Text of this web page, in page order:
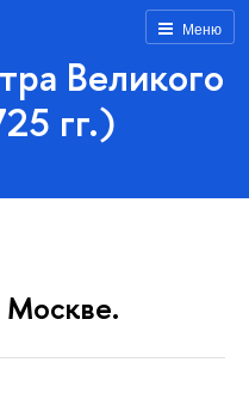
Меню
Великого
гг.)
Москве.